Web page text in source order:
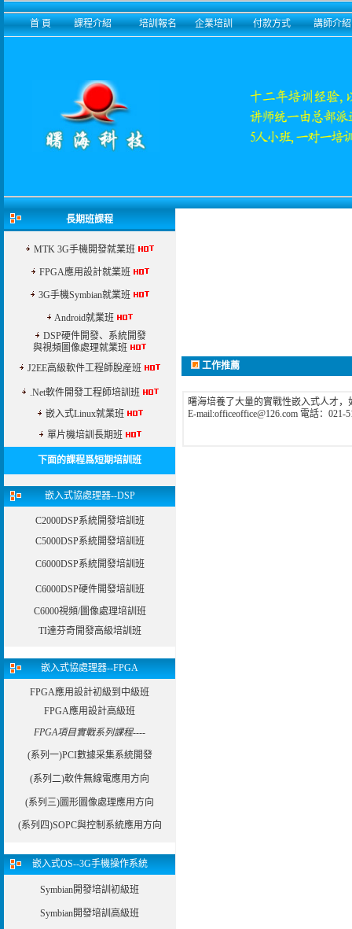
首 頁 課程介紹 培訓報名 企業培訓 付款方式 講師介紹
長期班課程
MTK 3G手機開發就業班
FPGA應用設計就業班
3G手機Symbian就業班
Android就業班
DSP硬件開發、系統開發
與視頻圖像處理就業班
J2EE高級軟件工程師脫産班
.Net軟件開發工程師培訓班
嵌入式Linux就業班
單片機培訓長期班
下面的課程爲短期培訓班
嵌入式協處理器--DSP
C2000DSP系統開發培訓班
C5000DSP系統開發培訓班
C6000DSP系統開發培訓班
C6000DSP硬件開發培訓班
C6000視頻/圖像處理培訓班
TI達芬奇開發高級培訓班
嵌入式協處理器--FPGA
FPGA應用設計初級到中級班
FPGA應用設計高級班
FPGA項目實戰系列課程----
(系列一)PCI數據采集系統開發
(系列二)軟件無線電應用方向
(系列三)圖形圖像處理應用方向
(系列四)SOPC與控制系統應用方向
嵌入式OS--3G手機操作系統
Symbian開發培訓初級班
Symbian開發培訓高級班
工作推薦
曙海培養了大量的實戰性嵌入式人才
E-mail:officeoffice@126.com 電話：021-